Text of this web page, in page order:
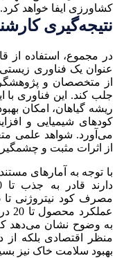
کشاورزی ایفا خواهد کرد.
نتیجه‌گیری
در مجموع، استفاده از
عنوان یک فناوری
از متخصصان و
جلب کند. این فناوری با
ریشه گیاهان، امکان
کودهای شیمیایی و
می‌آورد. شواهد علمی
از اثرات مثبت و چشمگیر
با توجه به آمارهای
به وضوح نشان می‌دهد که
منظر اقتصادی بلکه
بهبود سلامت خاک نیز